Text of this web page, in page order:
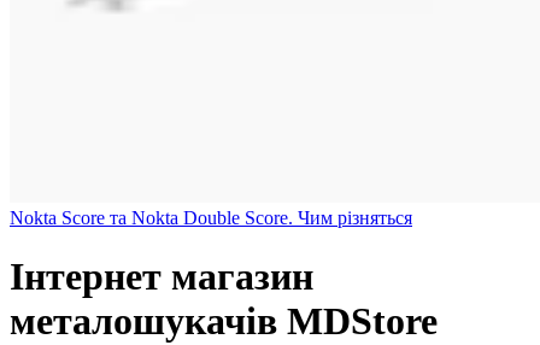
Nokta Score та Nokta Double Score. Чим різняться
Інтернет магазин
металошукачів MDStore